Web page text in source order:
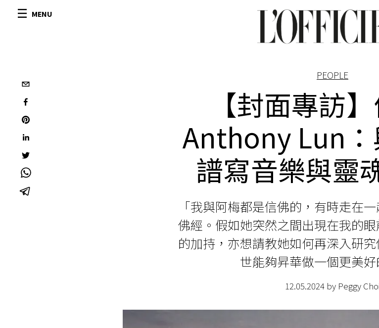
MENU
PEOPLE
【封面專訪
Anthony Lun：
譜寫音樂與靈
「我與阿梅都是信佛的，有時走在
佛經。假如她突然之間出現在我的
的加持，亦想請教她如何再深入研
世能夠昇華做一個更美好
12.05.2024 by Peggy Choi